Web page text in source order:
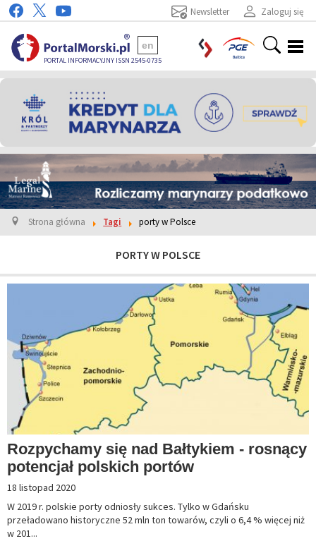
Zaloguj się
Newsletter
PORTAL INFORMACYJNY ISSN 2545-0735
en
Strona główna Tagi porty w Polsce
PORTY W POLSCE
Rozpychamy się nad Bałtykiem - rosnący
potencjał polskich portów
18 listopad 2020
W 2019 r. polskie porty odniosły sukces. Tylko w Gdańsku
przeładowano historyczne 52 mln ton towarów, czyli o 6,4 % więcej niż
w 201...